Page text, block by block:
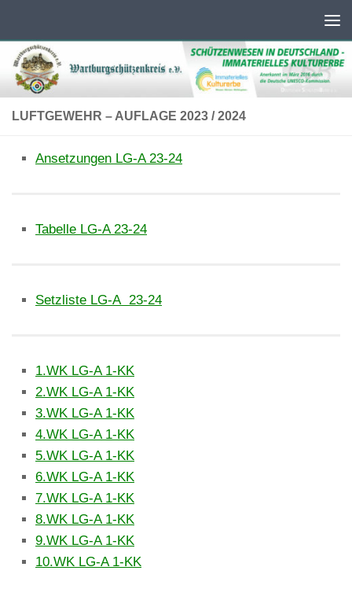
LUFTGEWEHR – AUFLAGE 2023 / 2024
Ansetzungen LG-A 23-24
Tabelle LG-A 23-24
Setzliste LG-A 23-24
1.WK LG-A 1-KK
2.WK LG-A 1-KK
3.WK LG-A 1-KK
4.WK LG-A 1-KK
5.WK LG-A 1-KK
6.WK LG-A 1-KK
7.WK LG-A 1-KK
8.WK LG-A 1-KK
9.WK LG-A 1-KK
10.WK LG-A 1-KK